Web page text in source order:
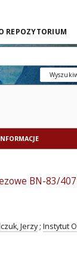
REPOZYTORIUM
BN-83/
Jerzy ; Instytut